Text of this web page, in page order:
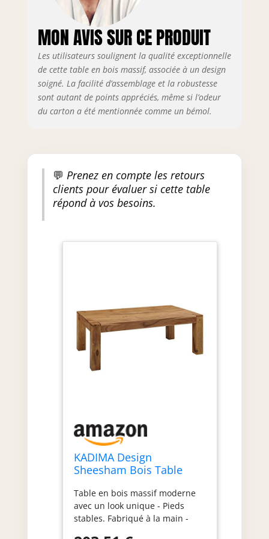
MON AVIS SUR CE PRODUIT
Les utilisateurs soulignent la qualité exceptionnelle
de cette table en bois massif, associée à un design
soigné. La facilité d’assemblage et la robustesse
sont autant de points appréciés, même si l’odeur
du carton a été mentionnée comme un bémol.
💬 Prenez en compte les retours
clients pour évaluer si cette table
répond à vos besoins.
KADIMA Design
Sheesham Bois Table
en Bois Massif 110 x 60
cm
Table en bois massif moderne
avec un look unique - Pieds
stables. Fabriqué à la main -